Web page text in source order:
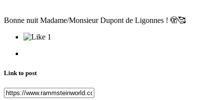
Bonne nuit Madame/Monsieur Dupont de Ligonnes ! 🫣🥰
1
Link to post